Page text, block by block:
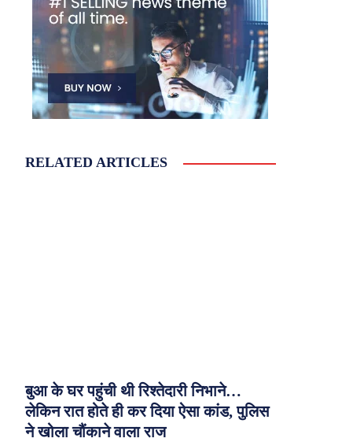
RELATED ARTICLES
बुआ के घर पहुंची थी रिश्तेदारी निभाने…
लेकिन रात होते ही कर दिया ऐसा कांड, पुलिस
ने खोला चौंकाने वाला राज